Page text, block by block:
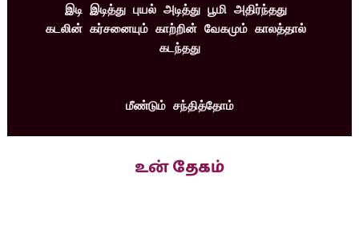
இடி இடித்து புயல் அடித்து பூமி அதிர்ந்தது
கடலின் கர்சனையும் காற்றின் வேகமும் காலத்தால்
கடந்தது
மீண்டும் சந்தித்தோம்
உன் தேகம்